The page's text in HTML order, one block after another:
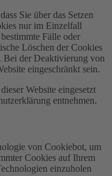
Sie über das Setzen
nur im Einzelfall
Fälle oder
Löschen der Cookies
Bei der Deaktivierung von
eingeschränkt sein.
Website eingesetzt
entnehmen.
von Cookiebot, um
Cookies auf Ihrem
einzuholen